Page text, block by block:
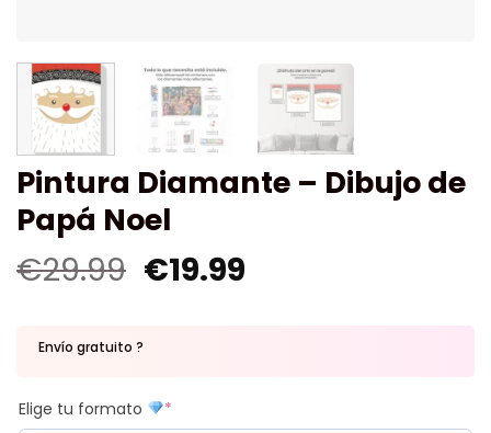
Pintura Diamante – Dibujo de
Papá Noel
€29.99 €19.99
Envío gratuito ?
Elige tu formato *